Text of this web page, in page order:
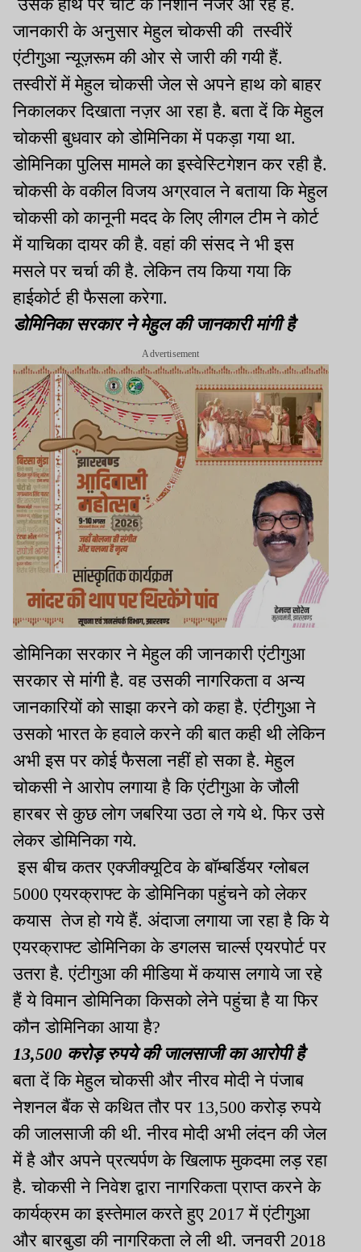
उसके हाथ पर चोट के निशान नजर आ रहे है.
जानकारी के अनुसार मेहुल चोकसी की तस्वीरें
एंटीगुआ न्यूज़रूम की ओर से जारी की गयी हैं.
तस्वीरों में मेहुल चोकसी जेल से अपने हाथ को बाहर
निकालकर दिखाता नज़र आ रहा है. बता दें कि मेहुल
चोकसी बुधवार को डोमिनिका में पकड़ा गया था.
डोमिनिका पुलिस मामले का इस्वेस्टिगेशन कर रही है.
चोकसी के वकील विजय अग्रवाल ने बताया कि मेहुल
चोकसी को कानूनी मदद के लिए लीगल टीम ने कोर्ट
में याचिका दायर की है. वहां की संसद ने भी इस
मसले पर चर्चा की है. लेकिन तय किया गया कि
हाईकोर्ट ही फैसला करेगा.
डोमिनिका सरकार ने मेहुल की जानकारी मांगी है
Advertisement
डोमिनिका सरकार ने मेहुल की जानकारी एंटीगुआ
सरकार से मांगी है. वह उसकी नागरिकता व अन्य
जानकारियों को साझा करने को कहा है. एंटीगुआ ने
उसको भारत के हवाले करने की बात कही थी लेकिन
अभी इस पर कोई फैसला नहीं हो सका है. मेहुल
चोकसी ने आरोप लगाया है कि एंटीगुआ के जौली
हारबर से कुछ लोग जबरिया उठा ले गये थे. फिर उसे
लेकर डोमिनिका गये.
इस बीच कतर एक्जीक्यूटिव के बॉम्बर्डियर ग्लोबल
5000 एयरक्राफ्ट के डोमिनिका पहुंचने को लेकर
कयास तेज हो गये हैं. अंदाजा लगाया जा रहा है कि ये
एयरक्राफ्ट डोमिनिका के डगलस चार्ल्स एयरपोर्ट पर
उतरा है. एंटीगुआ की मीडिया में कयास लगाये जा रहे
हैं ये विमान डोमिनिका किसको लेने पहुंचा है या फिर
कौन डोमिनिका आया है?
13,500 करोड़ रुपये की जालसाजी का आरोपी है
बता दें कि मेहुल चोकसी और नीरव मोदी ने पंजाब
नेशनल बैंक से कथित तौर पर 13,500 करोड़ रुपये
की जालसाजी की थी. नीरव मोदी अभी लंदन की जेल
में है और अपने प्रत्यर्पण के खिलाफ मुकदमा लड़ रहा
है. चोकसी ने निवेश द्वारा नागरिकता प्राप्त करने के
कार्यक्रम का इस्तेमाल करते हुए 2017 में एंटीगुआ
और बारबुडा की नागरिकता ले ली थी. जनवरी 2018